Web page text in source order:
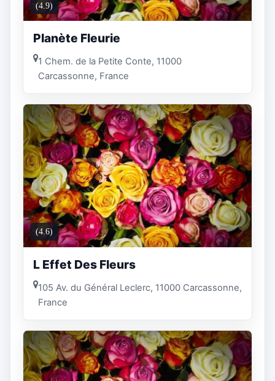
(4.9)
Planète Fleurie
1 Chem. de la Petite Conte, 11000
Carcassonne, France
(4.6)
L Effet Des Fleurs
105 Av. du Général Leclerc, 11000 Carcassonne,
France